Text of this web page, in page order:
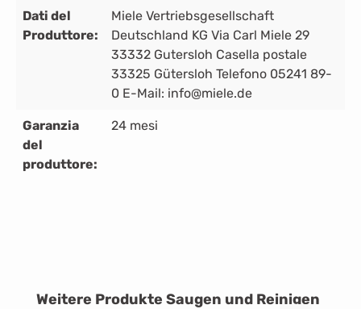
Dati del
Produttore:
Miele Vertriebsgesellschaft
Deutschland KG Via Carl Miele 29
33332 Gutersloh Casella postale
33325 Gütersloh Telefono 05241 89-
0 E-Mail: info@miele.de
Garanzia
del
produttore:
24 mesi
Salta la galleria dei prodotti
Weitere Produkte Saugen und Reinigen